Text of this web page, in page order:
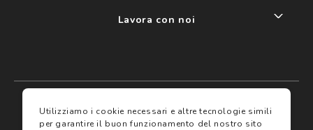
I miei preferiti
Lavora con noi
Utilizziamo i cookie necessari e altre tecnologie simili
per garantire il buon funzionamento del nostro sito